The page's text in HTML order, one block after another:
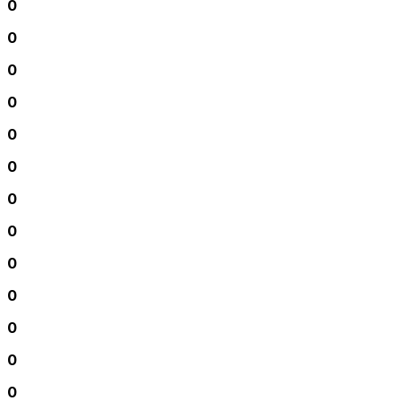
0
0
0
0
0
0
0
0
0
0
0
0
0